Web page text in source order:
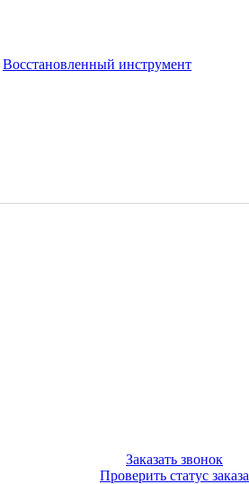
Восстановленный инструмент
Заказать звонок
Проверить статус заказа